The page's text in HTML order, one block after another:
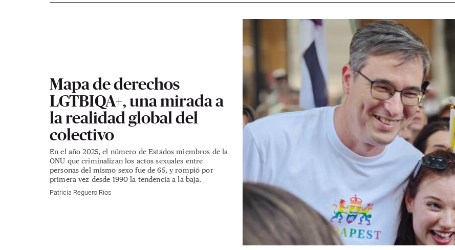
Mapa de derechos
LGTBIQA+, una mirada a
la realidad global del
colectivo
En el año 2025, el número de Estados miembros de la
ONU que criminalizan los actos sexuales entre
personas del mismo sexo fue de 65, y rompió por
primera vez desde 1990 la tendencia a la baja.
Patricia Reguero Ríos